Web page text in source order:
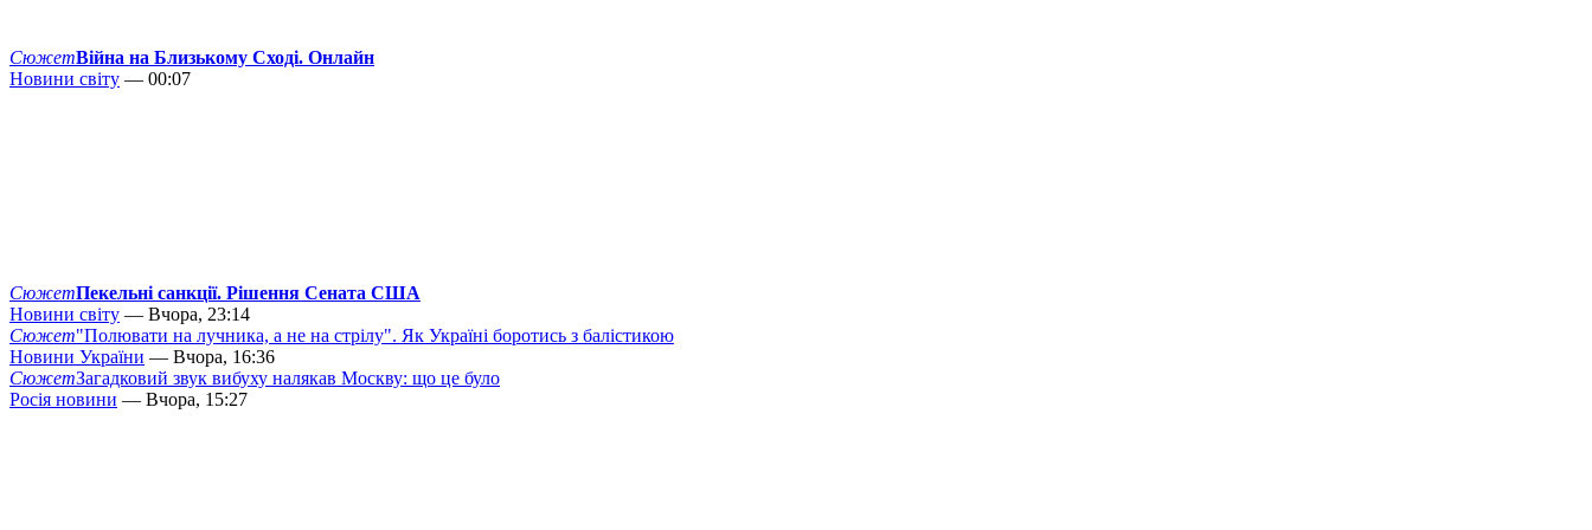
СюжетВійна на Близькому Сході. Онлайн
Новини світу — 00:07
СюжетПекельні санкції. Рішення Сената США
Новини світу — Вчора, 23:14
Сюжет"Полювати на лучника, а не на стрілу". Як Україні боротись з балістикою
Новини України — Вчора, 16:36
СюжетЗагадковий звук вибуху налякав Москву: що це було
Росія новини — Вчора, 15:27